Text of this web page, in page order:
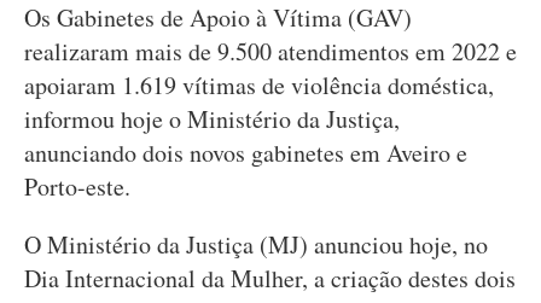
Os Gabinetes de Apoio à Vítima (GAV)
realizaram mais de 9.500 atendimentos em 2022 e
apoiaram 1.619 vítimas de violência doméstica,
informou hoje o Ministério da Justiça,
anunciando dois novos gabinetes em Aveiro e
Porto-este.
O Ministério da Justiça (MJ) anunciou hoje, no
Dia Internacional da Mulher, a criação destes dois